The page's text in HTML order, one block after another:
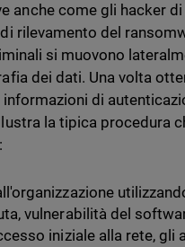
anche come gli hacker
rilevamento del
si muovono
dei dati. Una volta
di
la tipica procedura
vulnerabilità del
iniziale alla rete,